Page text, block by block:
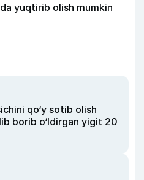
yuqtirib olish mumkin
qo‘y sotib olish
borib o‘ldirgan yigit 20